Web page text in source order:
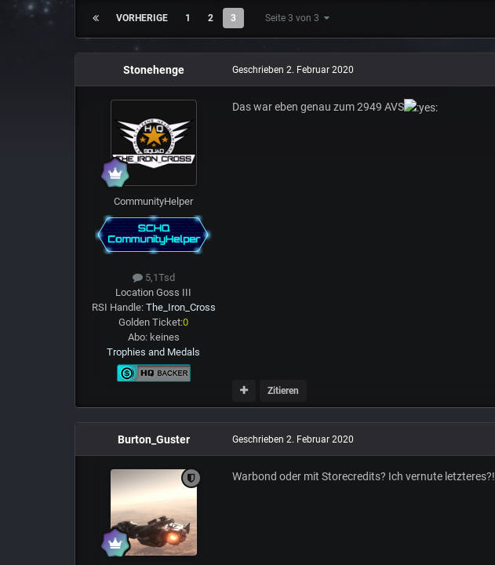
VORHERIGE 1 2 3 Seite 3 von 3
Stonehenge
CommunityHelper
5,1Tsd
LocationGoss III
RSI Handle: The_Iron_Cross
Golden Ticket:0
Abo: keines
Trophies and Medals
Geschrieben 2. Februar 2020
Das war eben genau zum 2949 AVS
Zitieren
Burton_Guster Geschrieben 2. Februar 2020
Warbond oder mit Storecredits? Ich vernute letzteres?!